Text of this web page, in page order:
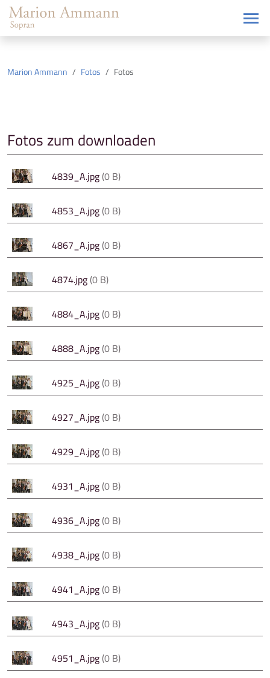
Marion Ammann Fotos Fotos
Fotos zum downloaden
4839_A.jpg(0 B)
4853_A.jpg(0 B)
4867_A.jpg(0 B)
4874.jpg(0 B)
4884_A.jpg(0 B)
4888_A.jpg(0 B)
4925_A.jpg(0 B)
4927_A.jpg(0 B)
4929_A.jpg(0 B)
4931_A.jpg(0 B)
4936_A.jpg(0 B)
4938_A.jpg(0 B)
4941_A.jpg(0 B)
4943_A.jpg(0 B)
4951_A.jpg(0 B)